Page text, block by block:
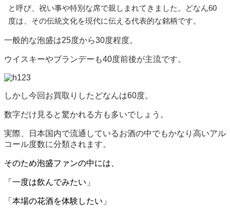
と呼び、祝い事や特別な席で親しまれてきました。どなん60
度は、その伝統文化を現代に伝える代表的な銘柄です。
一般的な泡盛は25度から30度程度。
ウイスキーやブランデーも40度前後が主流です。
しかし今回お買取りしたどなんは60度。
数字だけ見ると驚かれる方も多いでしょう。
実際、日本国内で流通しているお酒の中でもかなり高いアル
コール度数に分類されます。
そのため泡盛ファンの中には、
「一度は飲んでみたい」
「本場の花酒を体験したい」